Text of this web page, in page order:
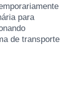
para
de transporte